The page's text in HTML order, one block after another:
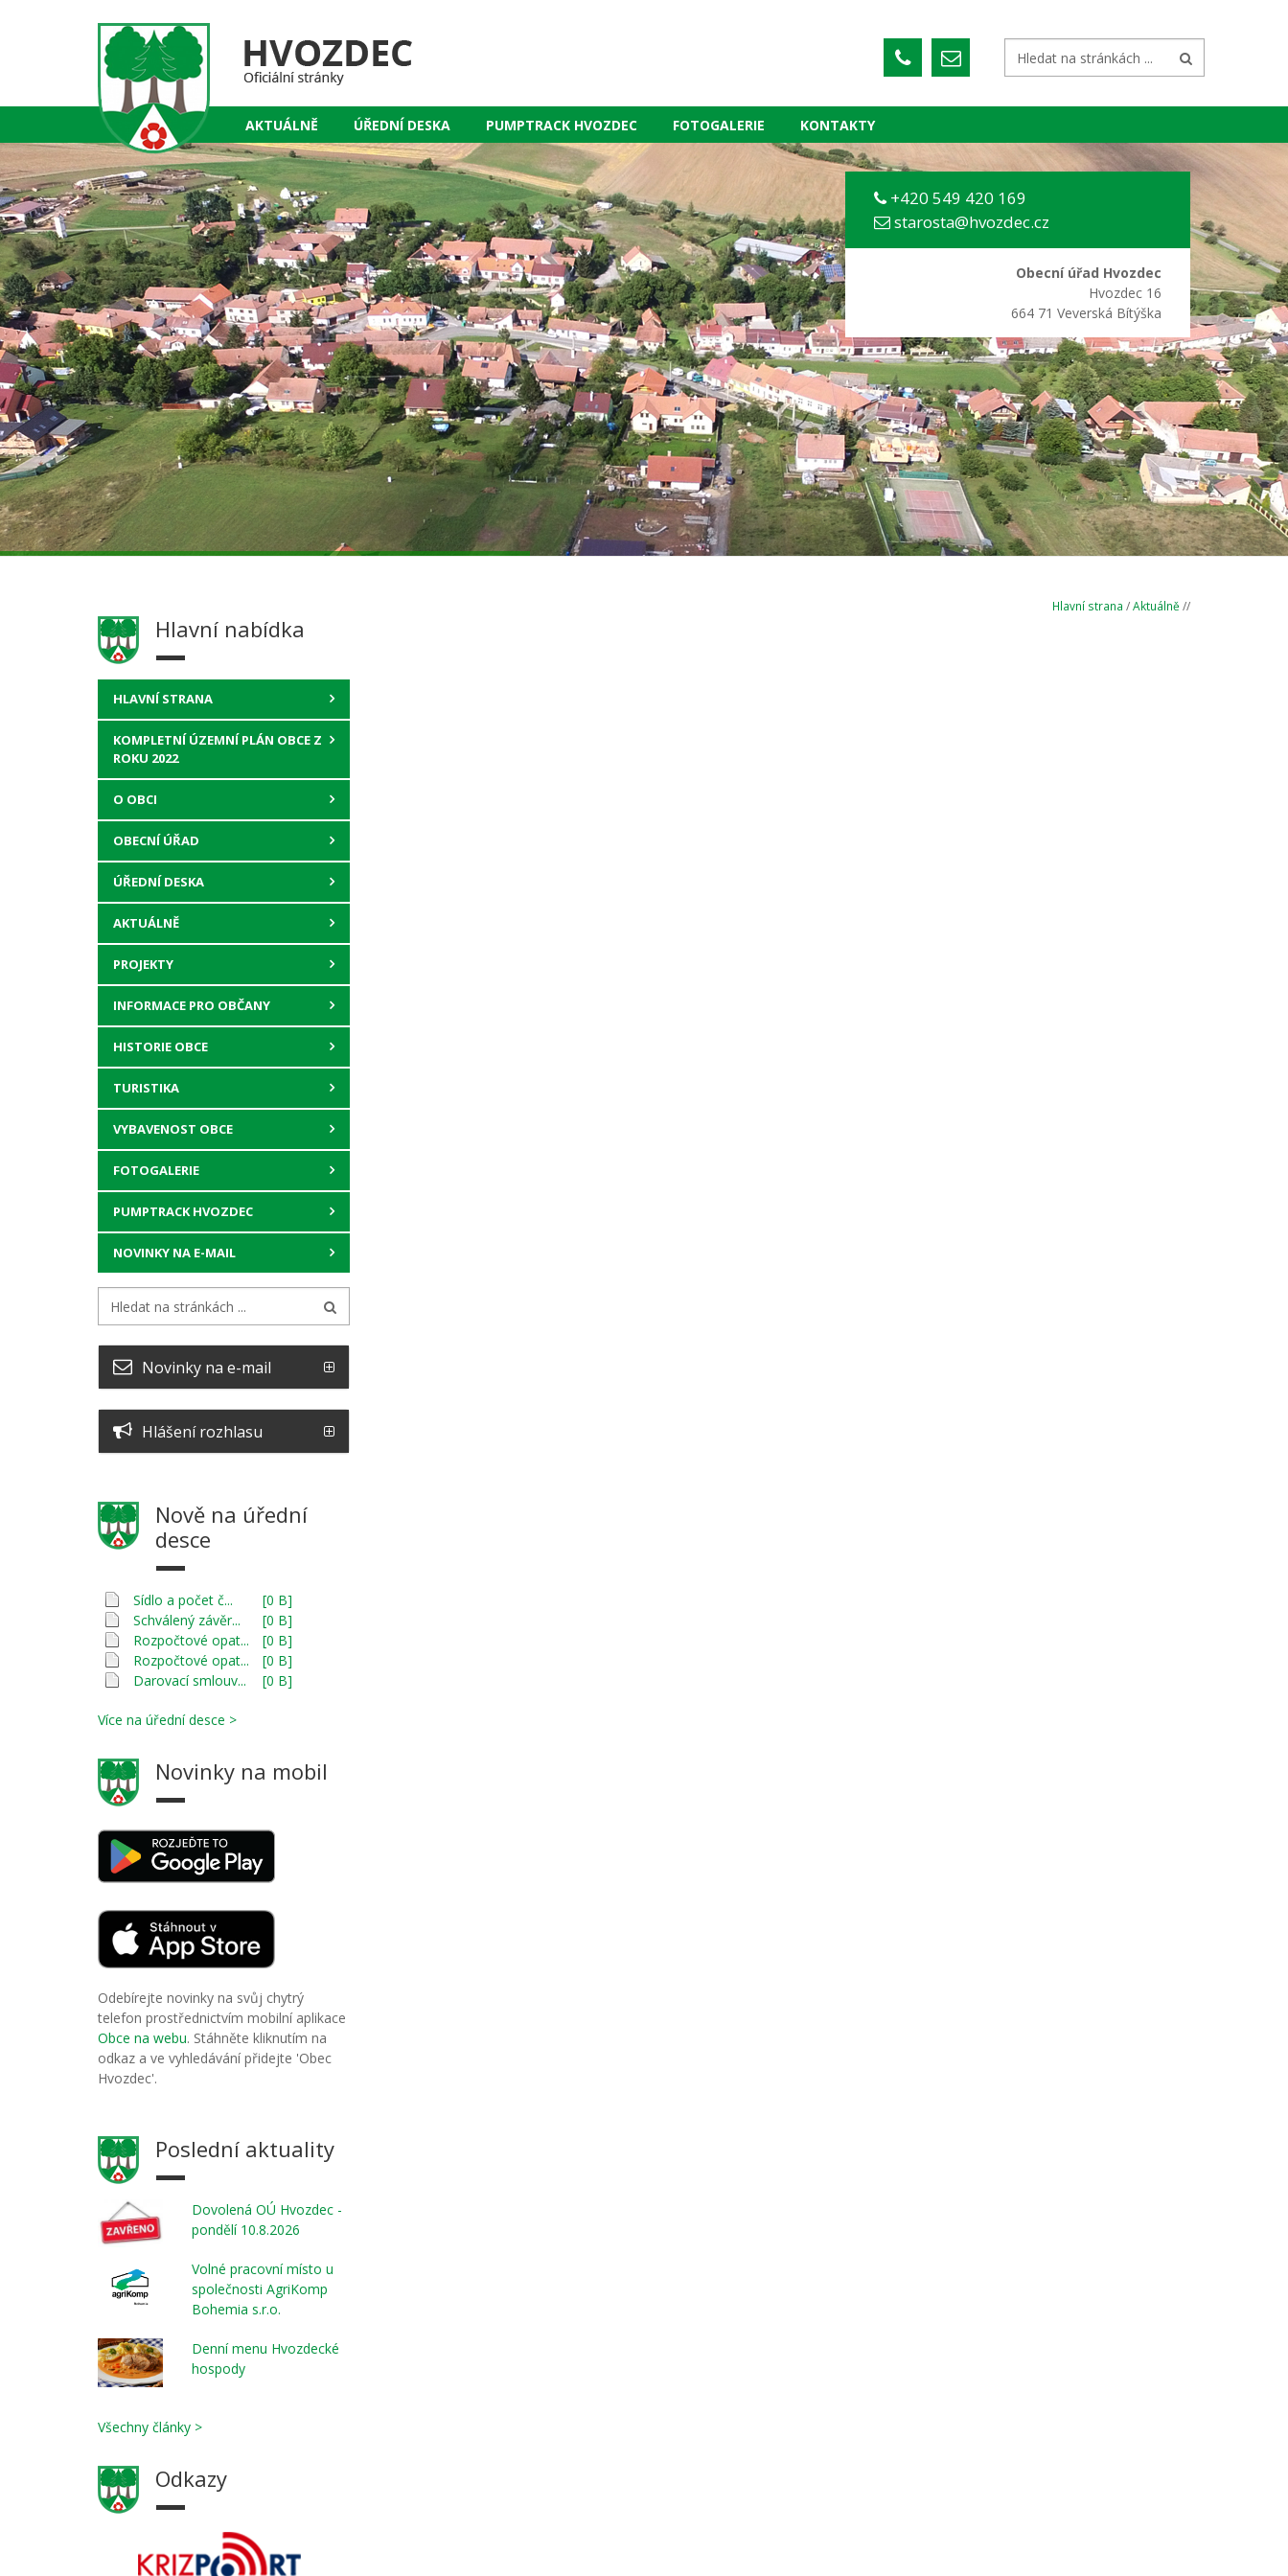
AKTUÁLNĚ ÚŘEDNÍ DESKA PUMPTRACK HVOZDEC FOTOGALERIE KONTAKTY
+420 549 420 169
starosta@hvozdec.cz
Obecní úřad Hvozdec
Hvozdec 16
664 71 Veverská Bítýška
Hlavní nabídka
HLAVNÍ STRANA
KOMPLETNÍ ÚZEMNÍ PLÁN OBCE Z
ROKU 2022
O OBCI
OBECNÍ ÚŘAD
ÚŘEDNÍ DESKA
AKTUÁLNĚ
PROJEKTY
INFORMACE PRO OBČANY
HISTORIE OBCE
TURISTIKA
VYBAVENOST OBCE
FOTOGALERIE
PUMPTRACK HVOZDEC
NOVINKY NA E-MAIL
Novinky na e-mail
Hlášení rozhlasu
Nově na úřední
desce
Sídlo a počet č...
[0 B]
Schválený závěr...
[0 B]
Rozpočtové opat...
[0 B]
Rozpočtové opat...
[0 B]
Darovací smlouv...
[0 B]
Více na úřední desce >
Novinky na mobil
Odebírejte novinky na svůj chytrý
telefon prostřednictvím mobilní aplikace
Obce na webu. Stáhněte kliknutím na
odkaz a ve vyhledávání přidejte 'Obec
Hvozdec'.
Poslední aktuality
Dovolená OÚ Hvozdec -
pondělí 10.8.2026
Volné pracovní místo u
společnosti AgriKomp
Bohemia s.r.o.
Denní menu Hvozdecké
hospody
Všechny články >
Odkazy
Hlavní strana /Aktuálně //